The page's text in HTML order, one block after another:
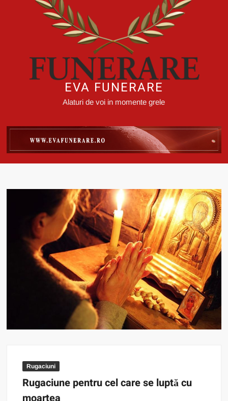
EVA FUNERARE
Alaturi de voi in momente grele
Rugaciuni
Rugaciune pentru cel care se luptă cu